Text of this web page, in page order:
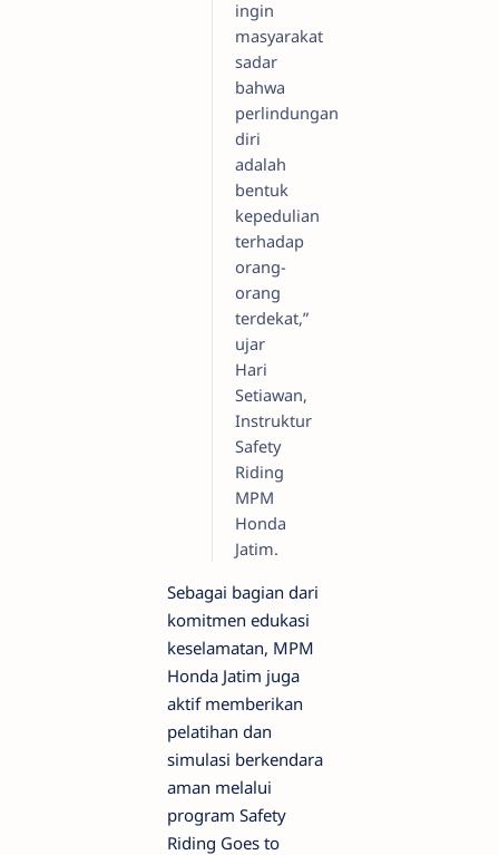
ingin
masyarakat
sadar
bahwa
perlindungan
diri
adalah
bentuk
kepedulian
terhadap
orang-
orang
terdekat,”
ujar
Hari
Setiawan,
Instruktur
Safety
Riding
MPM
Honda
Jatim.
Sebagai bagian dari
komitmen edukasi
keselamatan, MPM
Honda Jatim juga
aktif memberikan
pelatihan dan
simulasi berkendara
aman melalui
program Safety
Riding Goes to